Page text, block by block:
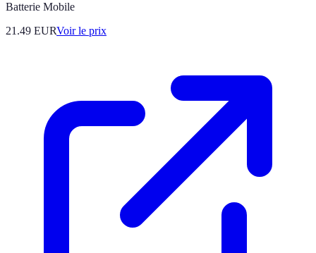
Batterie Mobile
21.49 EURVoir le prix